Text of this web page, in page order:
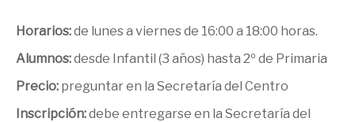
Horarios:de lunes a viernes de 16:00 a 18:00 horas.
Alumnos:desde Infantil (3 años) hasta 2º de Primaria
Precio: preguntar en la Secretaría del Centro
Inscripción:debe entregarse en la Secretaría del